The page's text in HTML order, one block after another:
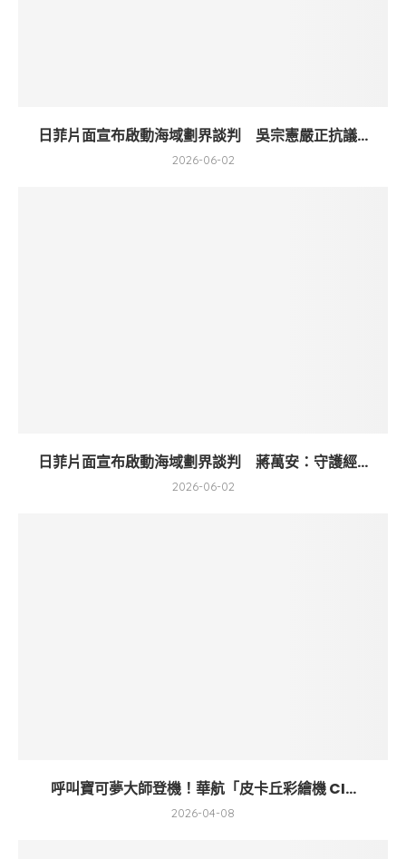
日菲片面宣布啟動海域劃界談判 吳宗憲嚴正抗議...
2026-06-02
日菲片面宣布啟動海域劃界談判 蔣萬安：守護經...
2026-06-02
呼叫寶可夢大師登機！華航「皮卡丘彩繪機 CI...
2026-04-08